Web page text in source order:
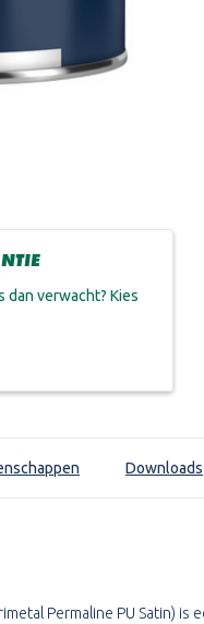
dan verwacht? Kies
Downloads
Permaline PU Satin)